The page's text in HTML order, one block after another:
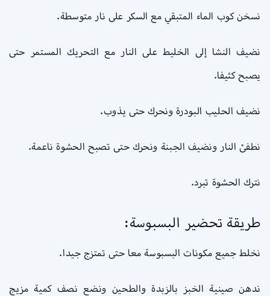
نسخن كوب الماء المتبقي مع السكر على نار متوسطة.
نضيف النشا إلى الخليط على النار مع التحريك المستمر حتى
يصبح كثيفا.
نضيف الحليب البودرة ونحرك حتى يذوب.
نطفئ النار ونضيف الجبنة ونحرك حتى تصبح الحشوة ناعمة.
نترك الحشوة تبرد.
طريقة تحضير البسبوسة:
نخلط جميع مكونات البسبوسة معا حتى تمتزج جيدا.
ندهن صينية الخبز بالزبدة والطحين ونضع نصف كمية مزيج